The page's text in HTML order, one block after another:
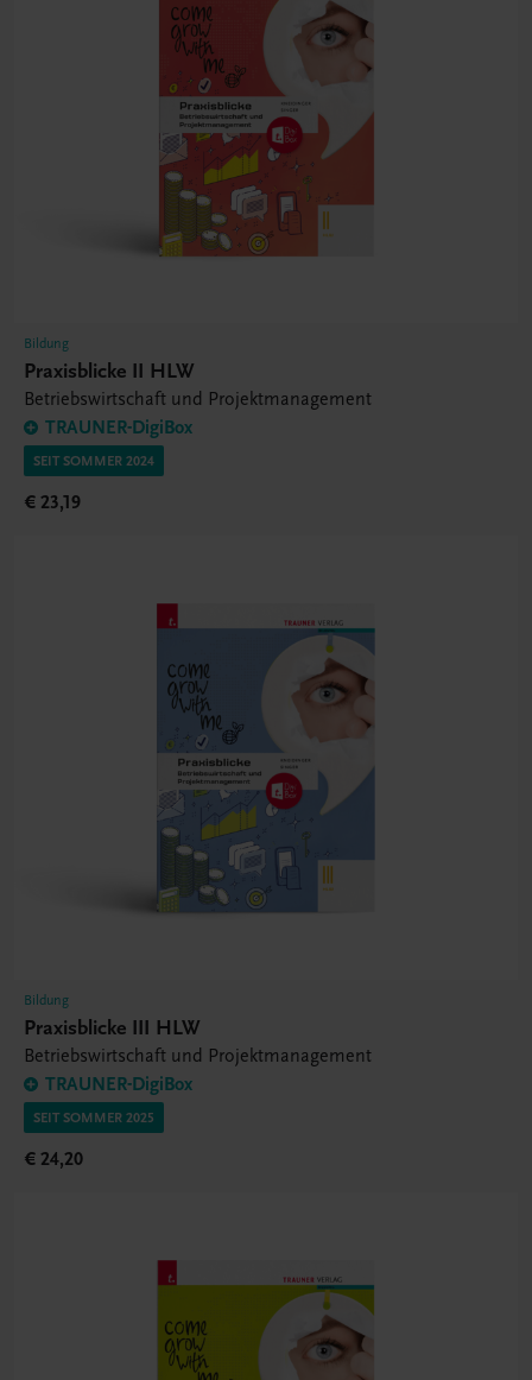
Bildung
Praxisblicke II HLW
Betriebswirtschaft und Projektmanagement
TRAUNER-DigiBox
SEIT SOMMER 2024
€ 23,19
Bildung
Praxisblicke III HLW
Betriebswirtschaft und Projektmanagement
TRAUNER-DigiBox
SEIT SOMMER 2025
€ 24,20